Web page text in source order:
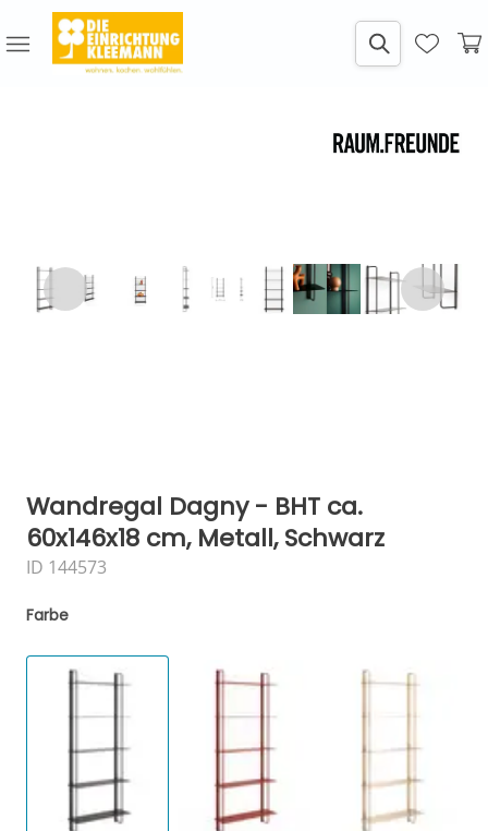
Wandregal Dagny - BHT ca.
60x146x18 cm, Metall, Schwarz
ID 144573
Farbe